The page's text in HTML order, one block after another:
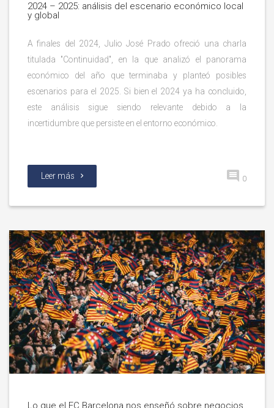
2024 – 2025: análisis del escenario económico local
y global
A finales del 2024, Julio José Prado ofreció una charla
titulada "Continuidad", en la que analizó el panorama
económico del año que terminaba y planteó posibles
escenarios para el 2025. Si bien el 2024 ya ha concluido,
este análisis sigue siendo relevante debido a la
incertidumbre que persiste en el entorno económico.
Leer más 0
Lo que el FC Barcelona nos enseñó sobre negocios